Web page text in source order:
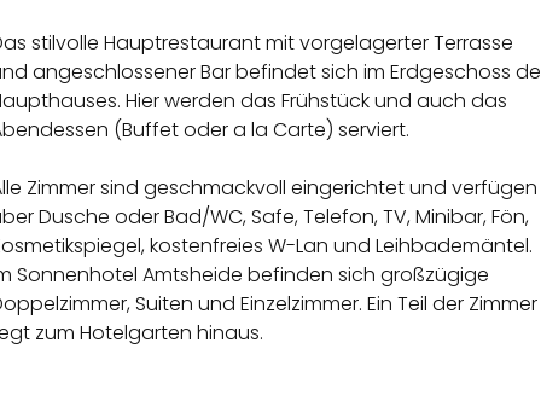
stilvolle Hauptrestaurant mit vorgelagerter Terrasse
angeschlossener Bar befindet sich im Erdgeschoss
Hier werden das Frühstück und auch das
(Buffet oder a la Carte) serviert.
Zimmer sind geschmackvoll eingerichtet und verfügen
Dusche oder Bad/WC, Safe, Telefon, TV, Minibar, Fön,
kostenfreies W-Lan und Leihbademäntel.
Sonnenhotel Amtsheide befinden sich großzügige
Suiten und Einzelzimmer. Ein Teil der Zimmer
zum Hotelgarten hinaus.